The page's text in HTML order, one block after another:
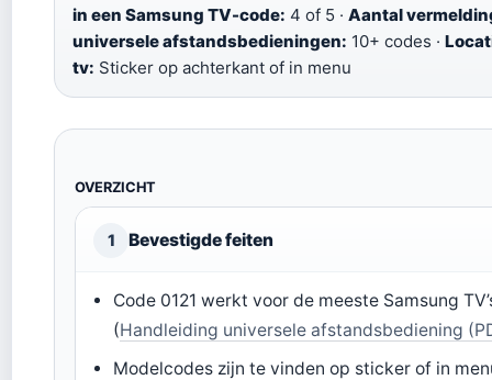
in een Samsung TV-code: 4 of 5 · Aantal
universele afstandsbedieningen: 10+ codes ·
tv: Sticker op achterkant of in menu
OVERZICHT
1 Bevestigde feiten
Code 0121 werkt voor de meeste Samsung
(Handleiding universele afstandsbediening
Modelcodes zijn te vinden op sticker of in